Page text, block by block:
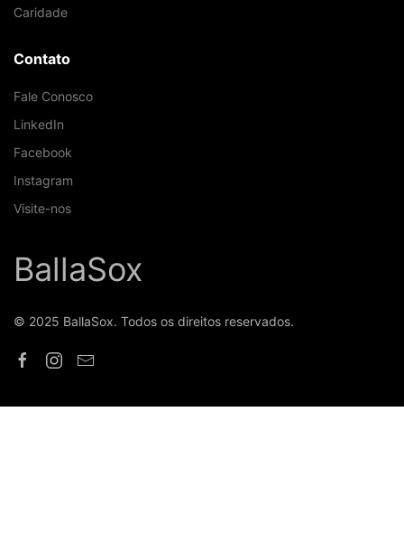
Caridade
Contato
Fale Conosco
LinkedIn
Facebook
Instagram
Visite-nos
BallaSox
© 2025 BallaSox. Todos os direitos reservados.